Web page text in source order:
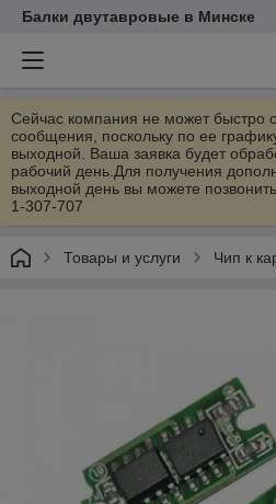
Балки двутавровые в Минске
Сейчас компания не может быстро
сообщения, поскольку по ее
выходной. Ваша заявка будет
рабочий день.Для получения
выходной день вы можете
1-307-707
Товары и услуги Чип к